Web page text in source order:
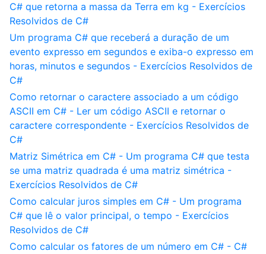
C# que retorna a massa da Terra em kg - Exercícios
Resolvidos de C#
Um programa C# que receberá a duração de um
evento expresso em segundos e exiba-o expresso em
horas, minutos e segundos - Exercícios Resolvidos de
C#
Como retornar o caractere associado a um código
ASCII em C# - Ler um código ASCII e retornar o
caractere correspondente - Exercícios Resolvidos de
C#
Matriz Simétrica em C# - Um programa C# que testa
se uma matriz quadrada é uma matriz simétrica -
Exercícios Resolvidos de C#
Como calcular juros simples em C# - Um programa
C# que lê o valor principal, o tempo - Exercícios
Resolvidos de C#
Como calcular os fatores de um número em C# - C#